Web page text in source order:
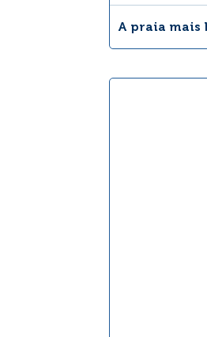
A praia mais